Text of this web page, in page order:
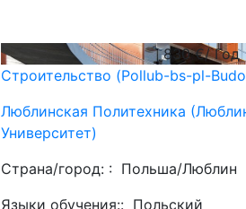
830€/ Год
Строительство (Pollub-bs-pl-
Люблинская Политехника
Университет)
Страна/город: : Польша/Люблин
Языки обучения:: Польский